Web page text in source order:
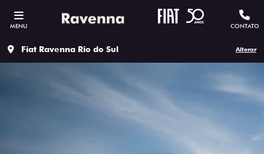
MENU CONTATO
Fiat Ravenna Rio do Sul Alterar